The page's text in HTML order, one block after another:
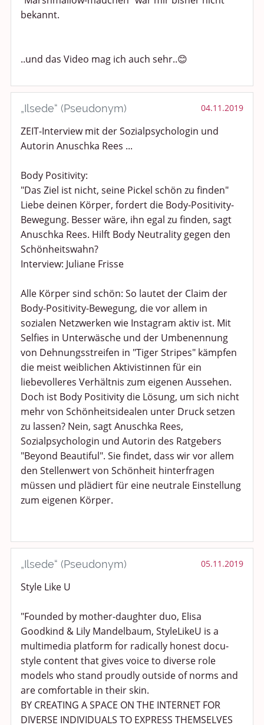
bekannt.
..und das Video mag ich auch sehr..😊
„Ilsede“ (Pseudonym) 04.11.2019
ZEIT-Interview mit der Sozialpsychologin und
Autorin Anuschka Rees ...
Body Positivity:
"Das Ziel ist nicht, seine Pickel schön zu finden"
Liebe deinen Körper, fordert die Body-Positivity-
Bewegung. Besser wäre, ihn egal zu finden, sagt
Anuschka Rees. Hilft Body Neutrality gegen den
Schönheitswahn?
Interview: Juliane Frisse
Alle Körper sind schön: So lautet der Claim der
Body-Positivity-Bewegung, die vor allem in
sozialen Netzwerken wie Instagram aktiv ist. Mit
Selfies in Unterwäsche und der Umbenennung
von Dehnungsstreifen in "Tiger Stripes" kämpfen
die meist weiblichen Aktivistinnen für ein
liebevolleres Verhältnis zum eigenen Aussehen.
Doch ist Body Positivity die Lösung, um sich nicht
mehr von Schönheitsidealen unter Druck setzen
zu lassen? Nein, sagt Anuschka Rees,
Sozialpsychologin und Autorin des Ratgebers
"Beyond Beautiful". Sie findet, dass wir vor allem
den Stellenwert von Schönheit hinterfragen
müssen und plädiert für eine neutrale Einstellung
zum eigenen Körper.
„Ilsede“ (Pseudonym) 05.11.2019
Style Like U
"Founded by mother-daughter duo, Elisa
Goodkind & Lily Mandelbaum, StyleLikeU is a
multimedia platform for radically honest docu-
style content that gives voice to diverse role
models who stand proudly outside of norms and
are comfortable in their skin.
BY CREATING A SPACE ON THE INTERNET FOR
DIVERSE INDIVIDUALS TO EXPRESS THEMSELVES